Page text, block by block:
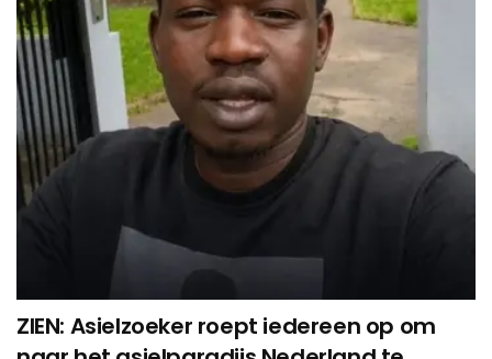
ZIEN: Asielzoeker roept iedereen op om